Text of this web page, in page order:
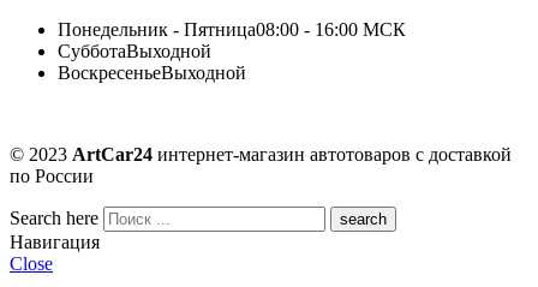
Понедельник - Пятница08:00 - 16:00 МСК
СубботаВыходной
ВоскресеньеВыходной
© 2023 ArtCar24 интернет-магазин автотоваров с доставкой
по России
Search here
Навигация
Close